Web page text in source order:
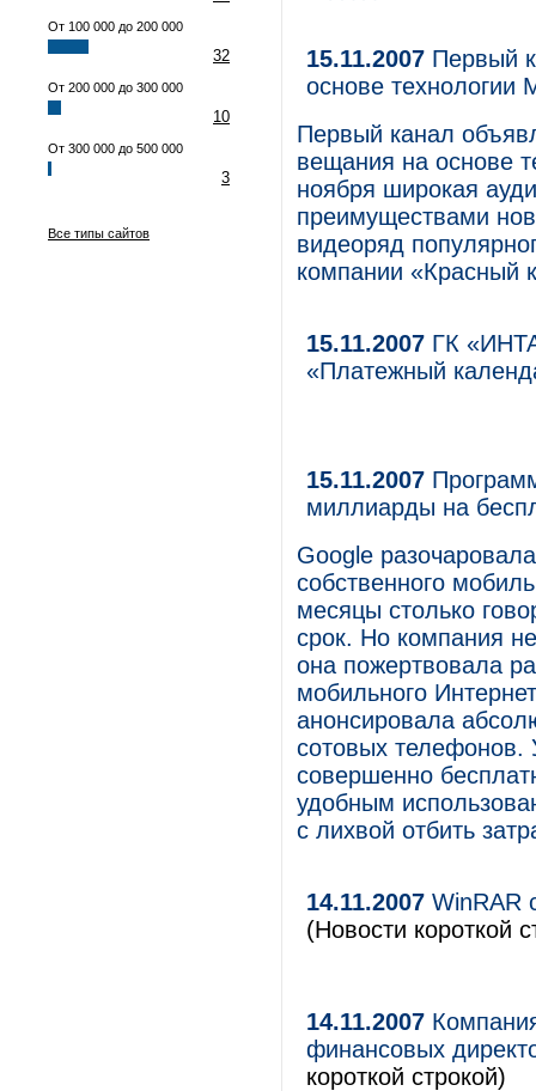
От 100 000 до 200 000
32
От 200 000 до 300 000
10
От 300 000 до 500 000
3
Все типы сайтов
15.11.2007 Первый
основе технологии
Первый канал
вещания на основе
ноября широкая
преимуществами
видеоряд
компании «Красный
15.11.2007 ГК
«Платежный
15.11.2007
миллиарды на
Google
собственного
месяцы столько
срок. Но компания
она пожертвовала
мобильного
анонсировала
сотовых телефонов.
совершенно
удобным
с лихвой отбить
14.11.2007 WinRAR
(Новости короткой
14.11.2007
финансовых
короткой строкой)